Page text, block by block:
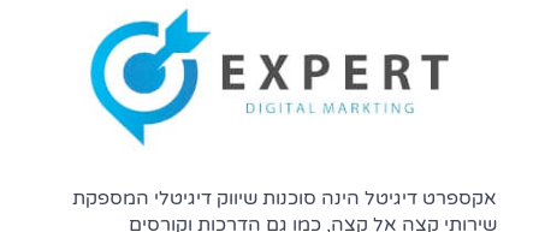
אקספרט דיגיטל הינה סוכנות שיווק דיגיטלי המספקת
שירותי קצה אל קצה, כמו גם הדרכות וקורסים